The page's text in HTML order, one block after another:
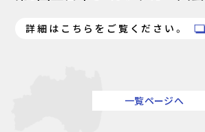
詳細はこちらをご覧ください。
一覧ページへ